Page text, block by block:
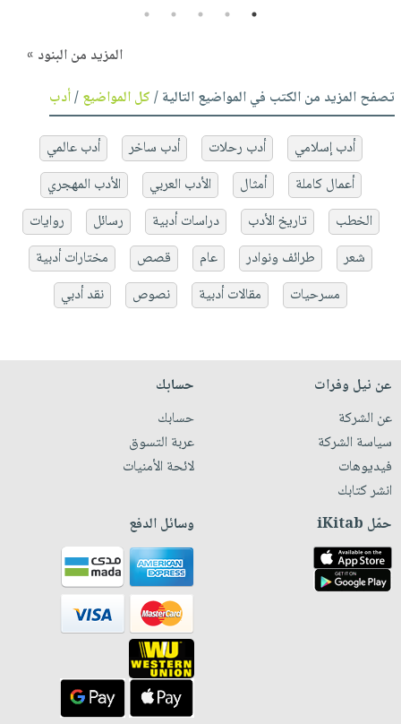
1
2
3
4
5
المزيد من البنود »
تصفح المزيد من الكتب في المواضيع التالية /كل المواضيع/أدب
أدب إسلامي أدب رحلات أدب ساخر
أدب عالمي
أعمال كاملة
أمثال الأدب العربي
الأدب المهجري
الخطب
تاريخ الأدب دراسات أدبية رسائل
روايات
شعر
طرائف ونوادر عام قصص
مختارات أدبية
مسرحيات
مقالات أدبية نصوص نقد أدبي
عن نيل وفرات
عن الشركة
سياسة الشركة
فيديوهات
انشر كتابك
حسابك
حسابك
عربة التسوق
لائحة الأمنيات
حمّل iKitab وسائل الدفع